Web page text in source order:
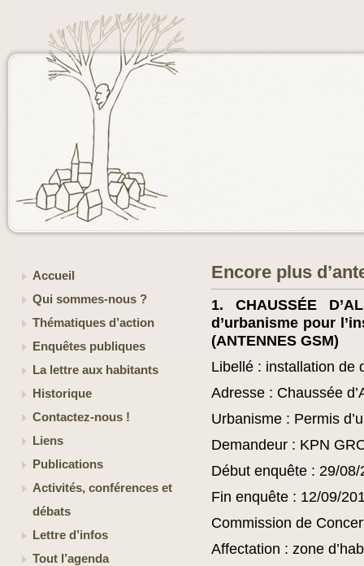
Accueil
Qui sommes-nous ?
Thématiques d’action
Enquêtes publiques
La lettre aux habitants
Historique
Contactez-nous !
Liens
Publications
Activités, conférences et
débats
Lettre d’infos
Tout l’agenda
Encore plus
1. CHAUSSÉE
d’urbanisme pour
(ANTENNES GSM)
Libellé : installation de
Adresse : Chaussée
Urbanisme : Permis
Demandeur : KPN
Début enquête : 29/08/
Fin enquête : 12/09/
Commission de
Affectation : zone